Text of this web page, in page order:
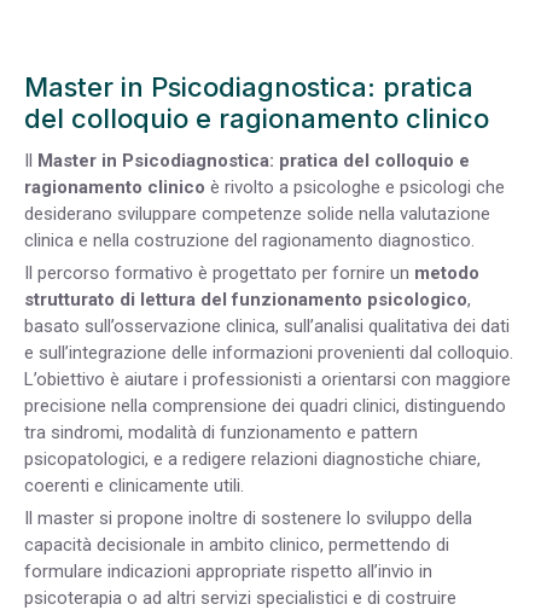
Master in Psicodiagnostica: pratica
del colloquio e ragionamento clinico
Il Master in Psicodiagnostica: pratica del colloquio e
ragionamento clinico è rivolto a psicologhe e psicologi che
desiderano sviluppare competenze solide nella valutazione
clinica e nella costruzione del ragionamento diagnostico.
Il percorso formativo è progettato per fornire un metodo
strutturato di lettura del funzionamento psicologico,
basato sull’osservazione clinica, sull’analisi qualitativa dei dati
e sull’integrazione delle informazioni provenienti dal colloquio.
L’obiettivo è aiutare i professionisti a orientarsi con maggiore
precisione nella comprensione dei quadri clinici, distinguendo
tra sindromi, modalità di funzionamento e pattern
psicopatologici, e a redigere relazioni diagnostiche chiare,
coerenti e clinicamente utili.
Il master si propone inoltre di sostenere lo sviluppo della
capacità decisionale in ambito clinico, permettendo di
formulare indicazioni appropriate rispetto all’invio in
psicoterapia o ad altri servizi specialistici e di costruire